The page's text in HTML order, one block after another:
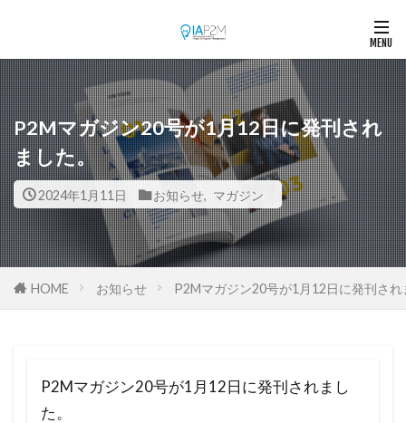
P2Mマガジン20号が1月12日に発刊され
ました。
2024年1月11日 お知らせ マガジン
HOME お知らせ P2Mマガジン20号が1月12日に発刊され
P2Mマガジン20号が1月12日に発刊されまし
た。